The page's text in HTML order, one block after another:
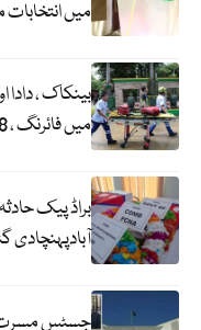
میں انتخابات
بینکاک ،
میں فائرنگ ، 8 افراد ہلاک ، 14 زخمی
آبادپہنچادی
جسٹس مسرت